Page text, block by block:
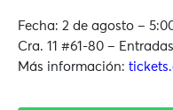
Fecha: 2 de agosto –
Cra. 11 #61-80 –
Más información: